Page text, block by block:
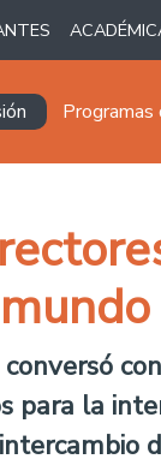
principal
para la